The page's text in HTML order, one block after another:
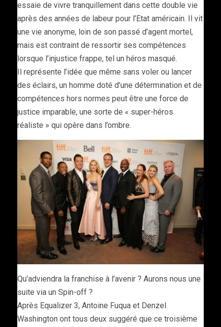
essaie de vivre tranquillement dans cette double vie
après des années de labeur pour l’Etat américain. Il vit
une vie anonyme, loin de son passé d’agent mortel,
mais est contraint de ressortir ses compétences
lorsque l’injustice frappe, tel un héros masqué.
Il représente l’idée que même sans voler ou lancer
des éclairs, un homme doté d’une détermination et de
compétences hors normes peut être une force de
justice imparable, une sorte de « super-héros
réaliste » qui opère dans l’ombre.
Qu’adviendra la franchise à l’avenir ? Aurons nous une
suite via un Spin-off ?
Après Equalizer 3, Antoine Fuqua et Denzel
Washington ont tous deux suggéré que ce troisième